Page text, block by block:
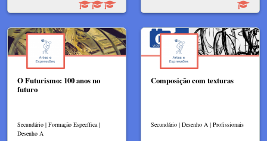
O Futurismo: 100 anos no
futuro
Secundário | Formação Específica |
Desenho A
Composição com texturas
Secundário | Desenho A | Profissionais